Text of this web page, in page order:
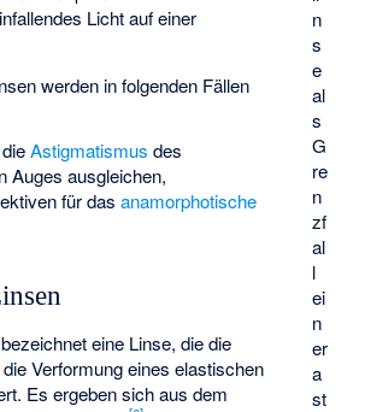
n
s
e
al
s
G
re
n
zf
al
l
ei
n
er
a
st
Licht auf einer
werden in folgenden Fällen
Astigmatismus des
Auges ausgleichen,
für das anamorphotische
bezeichnet eine Linse, die die
Verformung eines elastischen
Es ergeben sich aus dem